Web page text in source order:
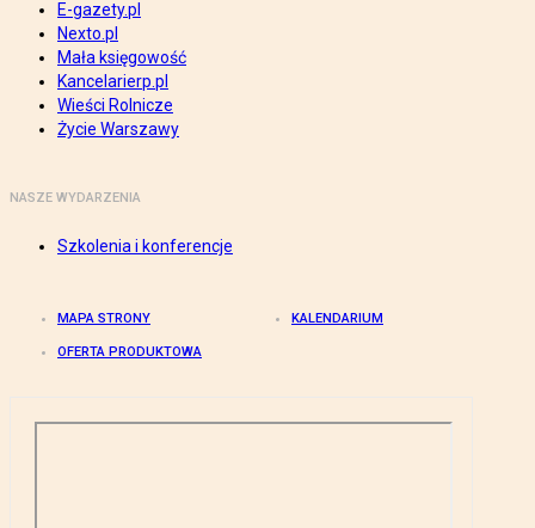
E-gazety.pl
Nexto.pl
Mała księgowość
Kancelarierp.pl
Wieści Rolnicze
Życie Warszawy
NASZE WYDARZENIA
Szkolenia i konferencje
MAPA STRONY KALENDARIUM
OFERTA PRODUKTOWA